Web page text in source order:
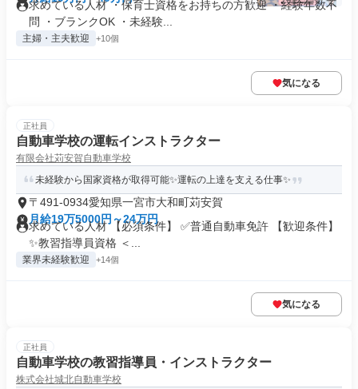
求めている人材 ・保育士資格をお持ちの方歓迎 ・経験年数不
問 ・ブランクOK ・未経験...
主婦・主夫歓迎 +10個
気になる
正社員
自動車学校の運転インストラクター
有限会社苅安賀自動車学校
未経験から国家資格が取得可能✨運転の上達を支える仕事✨
〒491-0934愛知県一宮市大和町苅安賀
月給19万5000円～24万円
求めている人材 【必須条件】 ✅普通自動車免許 【歓迎条件】
✨教習指導員資格 ＜...
業界未経験歓迎 +14個
気になる
正社員
自動車学校の教習指導員・インストラクター
株式会社城北自動車学校